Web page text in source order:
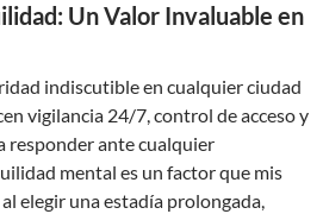
Un Valor Invaluable en
indiscutible en cualquier ciudad
vigilancia 24/7, control de acceso y
responder ante cualquier
mental es un factor que mis
elegir una estadía prolongada,